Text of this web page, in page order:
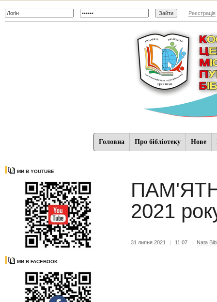
Реєстрація
Головна Про бібліотеку Нове
МИ В YOUTUBE
МИ В FACEBOOK
2021
31 липня 2021 | 11:07 | Nata